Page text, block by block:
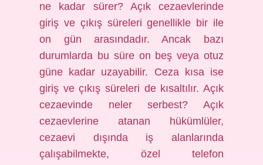
ne kadar sürer? Açık cezaevlerinde
giriş ve çıkış süreleri genellikle bir ile
on gün arasındadır. Ancak bazı
durumlarda bu süre on beş veya otuz
güne kadar uzayabilir. Ceza kısa ise
giriş ve çıkış süreleri de kısaltılır. Açık
cezaevinde neler serbest? Açık
cezaevlerine atanan hükümlüler,
cezaevi dışında iş alanlarında
çalışabilmekte, özel telefon